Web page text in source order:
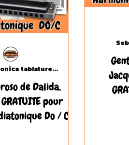
de Dalida,
pour
Do / C
Seb d'harmonica tablatures.com